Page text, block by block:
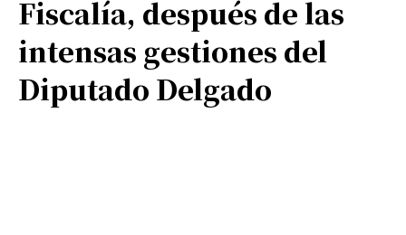
Fiscalía, después de las
intensas gestiones del
Diputado Delgado